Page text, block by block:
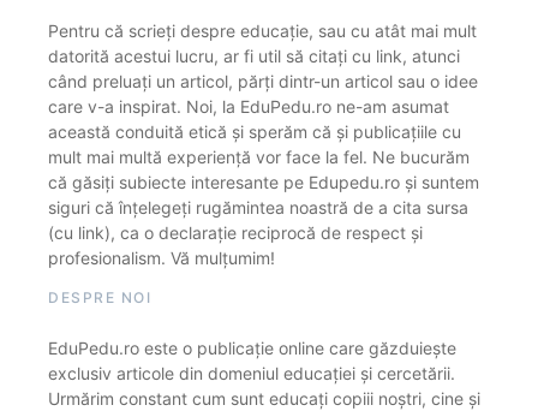
Pentru că scrieți despre educație, sau cu atât mai mult
datorită acestui lucru, ar fi util să citați cu link, atunci
când preluați un articol, părți dintr-un articol sau o idee
care v-a inspirat. Noi, la EduPedu.ro ne-am asumat
această conduită etică și sperăm că și publicațiile cu
mult mai multă experiență vor face la fel. Ne bucurăm
că găsiți subiecte interesante pe Edupedu.ro și suntem
siguri că înțelegeți rugămintea noastră de a cita sursa
(cu link), ca o declarație reciprocă de respect și
profesionalism. Vă mulțumim!
DESPRE NOI
EduPedu.ro este o publicație online care găzduiește
exclusiv articole din domeniul educației și cercetării.
Urmărim constant cum sunt educați copiii noștri, cine și